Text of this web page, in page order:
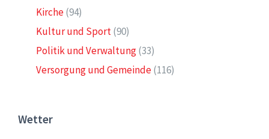
Kirche(94)
Kultur und Sport(90)
Politik und Verwaltung(33)
Versorgung und Gemeinde(116)
Wetter